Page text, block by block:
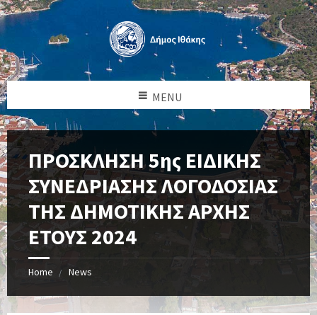
MENU
ΠΡΟΣΚΛΗΣΗ 5ης ΕΙΔΙΚΗΣ
ΣΥΝΕΔΡΙΑΣΗΣ ΛΟΓΟΔΟΣΙΑΣ
ΤΗΣ ΔΗΜΟΤΙΚΗΣ ΑΡΧΗΣ
ΕΤΟΥΣ 2024
Home News